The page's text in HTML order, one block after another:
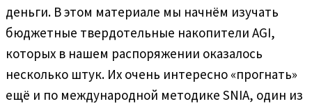
деньги. В этом материале мы начнём изучать
бюджетные твердотельные накопители AGI,
которых в нашем распоряжении оказалось
несколько штук. Их очень интересно «прогнать»
ещё и по международной методике SNIA, один из